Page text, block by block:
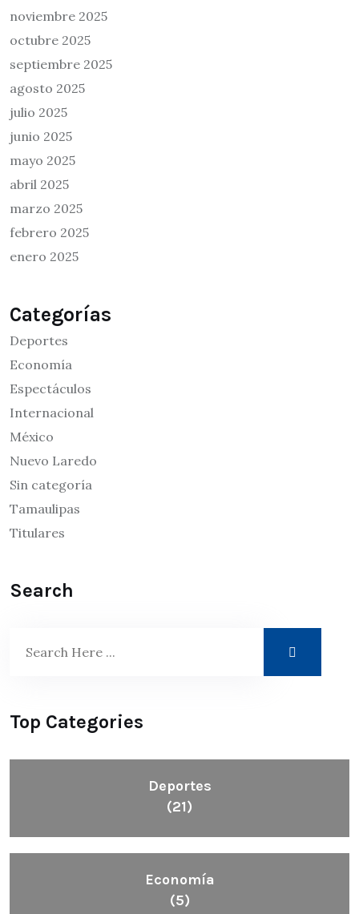
noviembre 2025
octubre 2025
septiembre 2025
agosto 2025
julio 2025
junio 2025
mayo 2025
abril 2025
marzo 2025
febrero 2025
enero 2025
Categorías
Deportes
Economía
Espectáculos
Internacional
México
Nuevo Laredo
Sin categoría
Tamaulipas
Titulares
Search
Top Categories
Deportes
(21)
Economía
(5)